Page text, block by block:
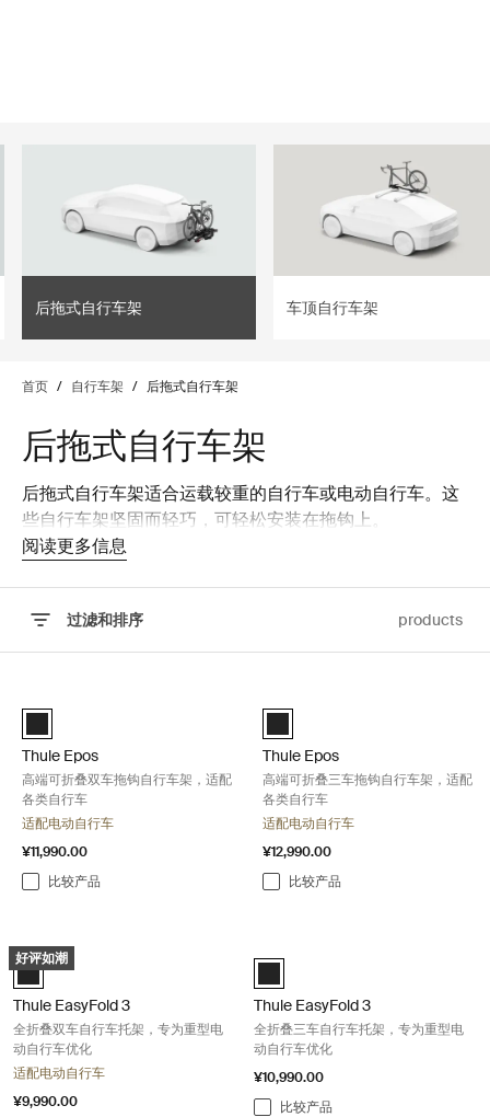
后拖式自行车架 车顶自行车架
首页 / 自行车架 / 后拖式自行车架
后拖式自行车架
后拖式自行车架适合运载较重的自行车或电动自行车。这
些自行车架坚固而轻巧，可轻松安装在拖钩上。
阅读更多信息
过滤和排序 products
Black (selected)
Thule Epos
高端可折叠双车拖钩自行车架，适配
各类自行车
适配电动自行车
¥11,990.00
比较产品
Black (selected)
Thule Epos
高端可折叠三车拖钩自行车架，适配
各类自行车
适配电动自行车
¥12,990.00
比较产品
Thule EasyFold 3 全折叠双车自行车托架，专为重型电动自行车优化
好评如潮
Black (selected)
Thule EasyFold 3
全折叠双车自行车托架，专为重型电
动自行车优化
适配电动自行车
¥9,990.00
Black (selected)
Thule EasyFold 3
全折叠三车自行车托架，专为重型电
动自行车优化
¥10,990.00
比较产品